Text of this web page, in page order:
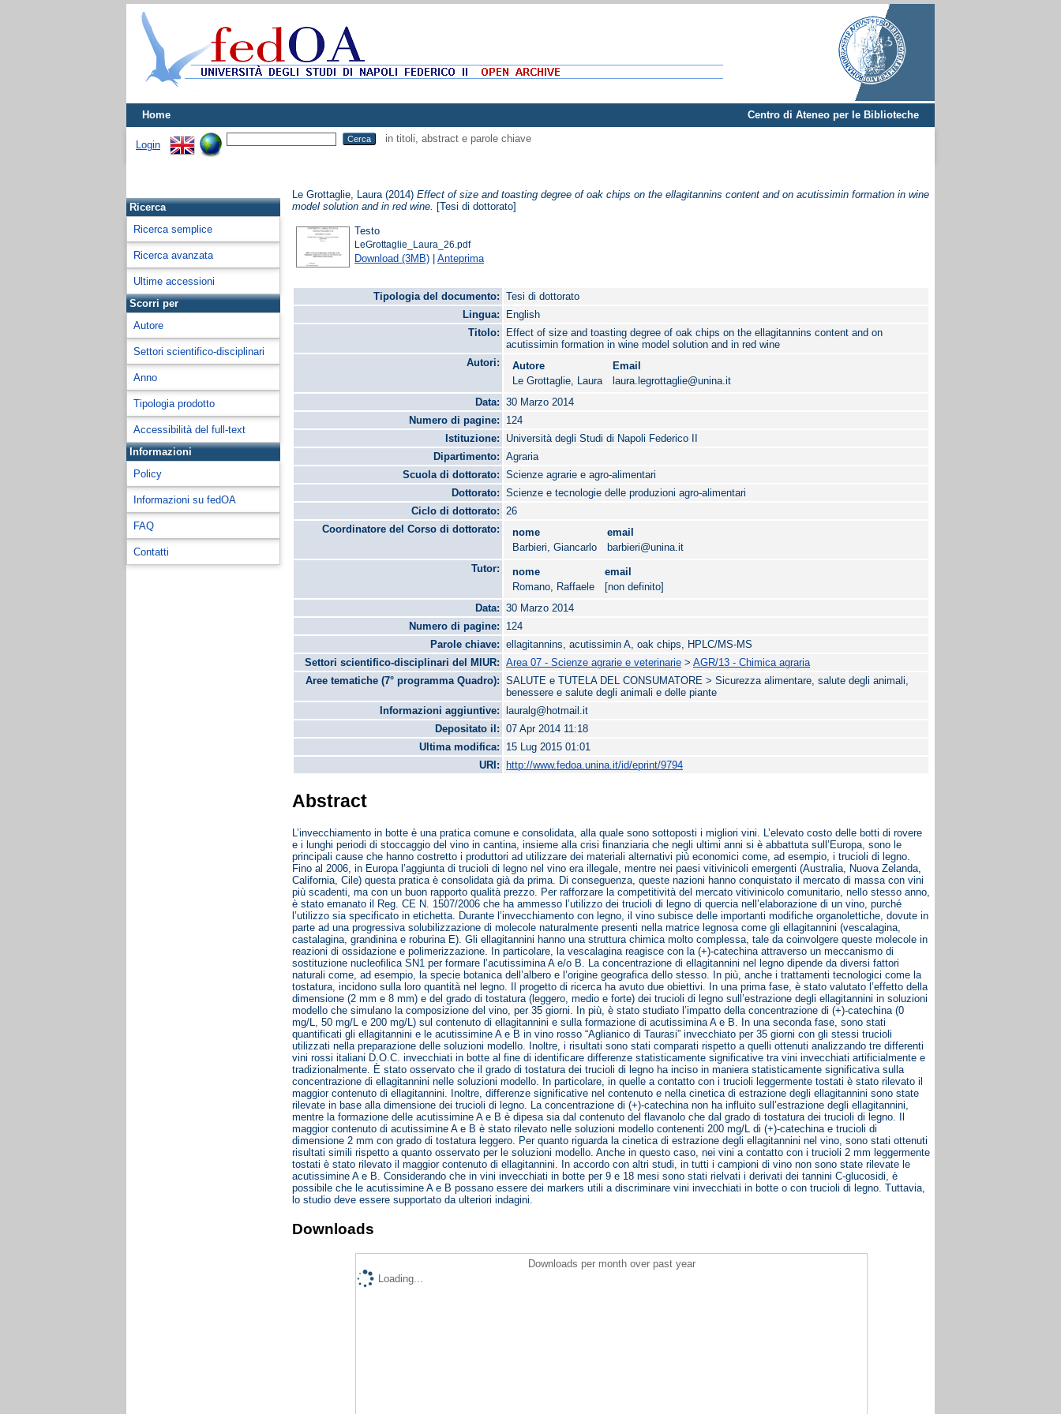
Home Centro di Ateneo per le Biblioteche
Login
in titoli, abstract e parole chiave
Ricerca
Ricerca semplice
Ricerca avanzata
Ultime accessioni
Scorri per
Autore
Settori scientifico-disciplinari
Anno
Tipologia prodotto
Accessibilità del full-text
Informazioni
Policy
Informazioni su fedOA
FAQ
Contatti
Le Grottaglie, Laura (2014)Effect of size and toasting degree of oak chips on the ellagitannins content and on acutissimin formation in wine
model solution and in red wine.
[Tesi di dottorato]
Testo
LeGrottaglie_Laura_26.pdf
Download (3MB) |Anteprima
Tipologia del documento:
Tesi di dottorato
Lingua:
English
Titolo:
Effect of size and toasting degree of oak chips on the ellagitannins content and on
acutissimin formation in wine model solution and in red wine
Autori:
Autore
Email
Le Grottaglie, Laura
laura.legrottaglie@unina.it
Data:
30 Marzo 2014
Numero di pagine:
124
Istituzione:
Università degli Studi di Napoli Federico II
Dipartimento:
Agraria
Scuola di dottorato:
Scienze agrarie e agro-alimentari
Dottorato:
Scienze e tecnologie delle produzioni agro-alimentari
Ciclo di dottorato:
26
Coordinatore del Corso di dottorato:
nome
email
Barbieri, Giancarlo
barbieri@unina.it
Tutor:
nome
email
Romano, Raffaele
[non definito]
Data:
30 Marzo 2014
Numero di pagine:
124
Parole chiave:
ellagitannins, acutissimin A, oak chips, HPLC/MS-MS
Settori scientifico-disciplinari del MIUR:
Area 07 - Scienze agrarie e veterinarie >AGR/13 - Chimica agraria
Aree tematiche (7° programma Quadro):
SALUTE e TUTELA DEL CONSUMATORE > Sicurezza alimentare, salute degli animali,
benessere e salute degli animali e delle piante
Informazioni aggiuntive:
lauralg@hotmail.it
Depositato il:
07 Apr 2014 11:18
Ultima modifica:
15 Lug 2015 01:01
URI:
http://www.fedoa.unina.it/id/eprint/9794
Abstract
L’invecchiamento in botte è una pratica comune e consolidata, alla quale sono sottoposti i migliori vini. L’elevato costo delle botti di rovere
e i lunghi periodi di stoccaggio del vino in cantina, insieme alla crisi finanziaria che negli ultimi anni si è abbattuta sull’Europa, sono le
principali cause che hanno costretto i produttori ad utilizzare dei materiali alternativi più economici come, ad esempio, i trucioli di legno.
Fino al 2006, in Europa l’aggiunta di trucioli di legno nel vino era illegale, mentre nei paesi vitivinicoli emergenti (Australia, Nuova Zelanda,
California, Cile) questa pratica è consolidata già da prima. Di conseguenza, queste nazioni hanno conquistato il mercato di massa con vini
più scadenti, ma con un buon rapporto qualità prezzo. Per rafforzare la competitività del mercato vitivinicolo comunitario, nello stesso anno,
è stato emanato il Reg. CE N. 1507/2006 che ha ammesso l’utilizzo dei trucioli di legno di quercia nell’elaborazione di un vino, purché
l’utilizzo sia specificato in etichetta. Durante l’invecchiamento con legno, il vino subisce delle importanti modifiche organolettiche, dovute in
parte ad una progressiva solubilizzazione di molecole naturalmente presenti nella matrice legnosa come gli ellagitannini (vescalagina,
castalagina, grandinina e roburina E). Gli ellagitannini hanno una struttura chimica molto complessa, tale da coinvolgere queste molecole in
reazioni di ossidazione e polimerizzazione. In particolare, la vescalagina reagisce con la (+)-catechina attraverso un meccanismo di
sostituzione nucleofilica SN1 per formare l’acutissimina A e/o B. La concentrazione di ellagitannini nel legno dipende da diversi fattori
naturali come, ad esempio, la specie botanica dell’albero e l’origine geografica dello stesso. In più, anche i trattamenti tecnologici come la
tostatura, incidono sulla loro quantità nel legno. Il progetto di ricerca ha avuto due obiettivi. In una prima fase, è stato valutato l’effetto della
dimensione (2 mm e 8 mm) e del grado di tostatura (leggero, medio e forte) dei trucioli di legno sull’estrazione degli ellagitannini in soluzioni
modello che simulano la composizione del vino, per 35 giorni. In più, è stato studiato l’impatto della concentrazione di (+)-catechina (0
mg/L, 50 mg/L e 200 mg/L) sul contenuto di ellagitannini e sulla formazione di acutissimina A e B. In una seconda fase, sono stati
quantificati gli ellagitannini e le acutissimine A e B in vino rosso “Aglianico di Taurasi” invecchiato per 35 giorni con gli stessi trucioli
utilizzati nella preparazione delle soluzioni modello. Inoltre, i risultati sono stati comparati rispetto a quelli ottenuti analizzando tre differenti
vini rossi italiani D.O.C. invecchiati in botte al fine di identificare differenze statisticamente significative tra vini invecchiati artificialmente e
tradizionalmente. È stato osservato che il grado di tostatura dei trucioli di legno ha inciso in maniera statisticamente significativa sulla
concentrazione di ellagitannini nelle soluzioni modello. In particolare, in quelle a contatto con i trucioli leggermente tostati è stato rilevato il
maggior contenuto di ellagitannini. Inoltre, differenze significative nel contenuto e nella cinetica di estrazione degli ellagitannini sono state
rilevate in base alla dimensione dei trucioli di legno. La concentrazione di (+)-catechina non ha influito sull’estrazione degli ellagitannini,
mentre la formazione delle acutissimine A e B è dipesa sia dal contenuto del flavanolo che dal grado di tostatura dei trucioli di legno. Il
maggior contenuto di acutissimine A e B è stato rilevato nelle soluzioni modello contenenti 200 mg/L di (+)-catechina e trucioli di
dimensione 2 mm con grado di tostatura leggero. Per quanto riguarda la cinetica di estrazione degli ellagitannini nel vino, sono stati ottenuti
risultati simili rispetto a quanto osservato per le soluzioni modello. Anche in questo caso, nei vini a contatto con i trucioli 2 mm leggermente
tostati è stato rilevato il maggior contenuto di ellagitannini. In accordo con altri studi, in tutti i campioni di vino non sono state rilevate le
acutissimine A e B. Considerando che in vini invecchiati in botte per 9 e 18 mesi sono stati rielvati i derivati dei tannini C-glucosidi, è
possibile che le acutissimine A e B possano essere dei markers utili a discriminare vini invecchiati in botte o con trucioli di legno. Tuttavia,
lo studio deve essere supportato da ulteriori indagini.
Downloads
Downloads per month over past year
Loading...